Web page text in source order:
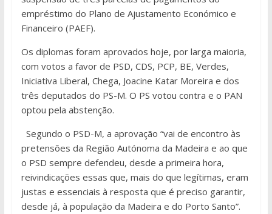
empréstimo do Plano de Ajustamento Económico e
Financeiro (PAEF).
Os diplomas foram aprovados hoje, por larga maioria,
com votos a favor de PSD, CDS, PCP, BE, Verdes,
Iniciativa Liberal, Chega, Joacine Katar Moreira e dos
três deputados do PS-M. O PS votou contra e o PAN
optou pela abstenção.
Segundo o PSD-M, a aprovação “vai de encontro às
pretensões da Região Autónoma da Madeira e ao que
o PSD sempre defendeu, desde a primeira hora,
reivindicações essas que, mais do que legítimas, eram
justas e essenciais à resposta que é preciso garantir,
desde já, à população da Madeira e do Porto Santo”.